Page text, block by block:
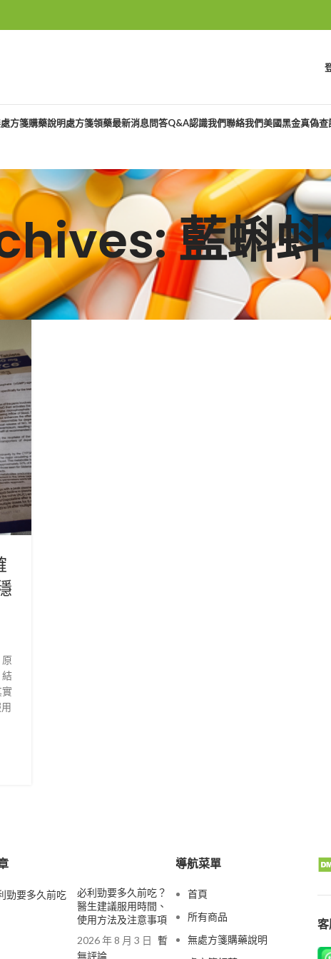
方箋購藥說明處方箋領藥最新消息問答Q&A認識我們聯絡我們美國黑金真偽查
藍蝌
原
結
實
必利勁要多久前吃？
醫生建議服用時間、
使用方法及注意事項
2026 年 8 月 3 日 暫
無評論
導航菜單
首頁
所有商品
無處方箋購藥說明